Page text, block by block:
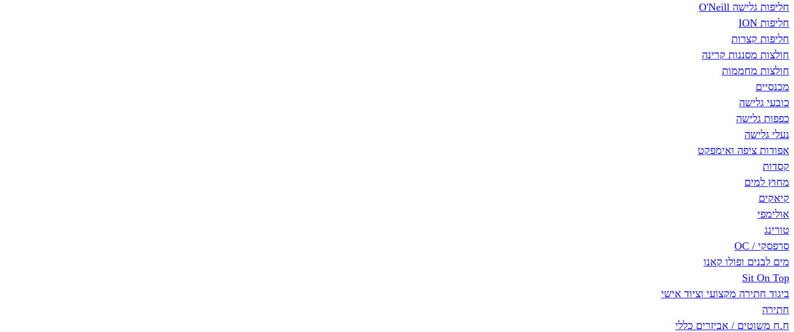
חליפות גלישה O'Neill
חליפות ION
חליפות קצרות
חולצות מסננות קרינה
חולצות מחממות
מכנסיים
כובעי גלישה
כפפות גלישה
נעלי גלישה
אפודות ציפה ואימפקט
קסדות
מחוץ למים
קיאקים
אולימפי
טורינג
סרפסקי / OC
מים לבנים ופולו קאנו
Sit On Top
ביגוד חתירה מקצועי וציוד אישי
חתירה
ח.ח משוטים / אביזרים כללי